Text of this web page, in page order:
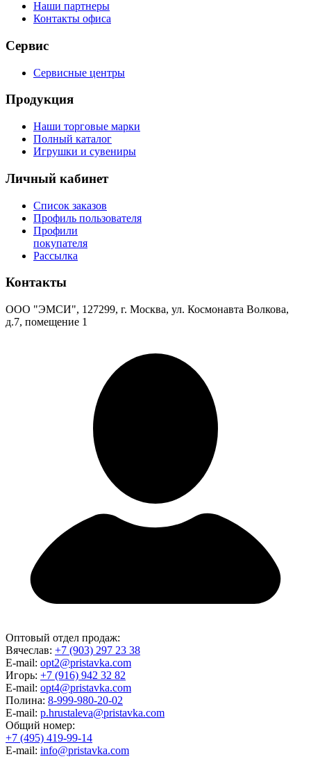
Наши партнеры
Контакты офиса
Сервис
Сервисные центры
Продукция
Наши торговые марки
Полный каталог
Игрушки и сувениры
Личный кабинет
Список заказов
Профиль пользователя
Профили
покупателя
Рассылка
Контакты
ООО "ЭМСИ", 127299, г. Москва, ул. Космонавта Волкова,
д.7, помещение 1
Оптовый отдел продаж:
Вячеслав: +7 (903) 297 23 38
E-mail: opt2@pristavka.com
Игорь: +7 (916) 942 32 82
E-mail: opt4@pristavka.com
Полина: 8-999-980-20-02
E-mail: p.hrustaleva@pristavka.com
Общий номер:
+7 (495) 419-99-14
E-mail: info@pristavka.com